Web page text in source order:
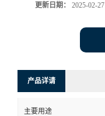
更新日期： 2025-02-27
产品详请
主要用途